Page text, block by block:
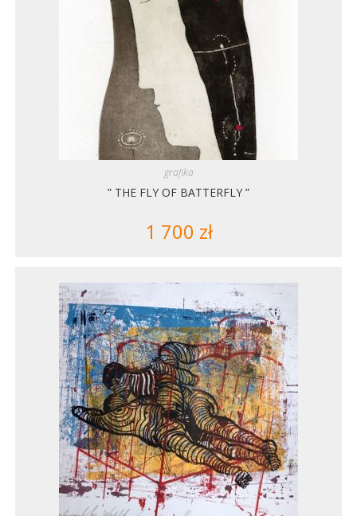
grafika
” THE FLY OF BATTERFLY ”
1 700 zł